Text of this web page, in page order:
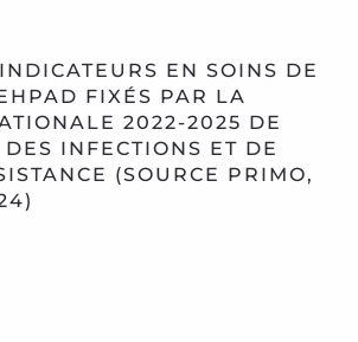
EN SOINS DE
FIXÉS PAR LA
2022-2025 DE
INFECTIONS ET DE
(SOURCE PRIMO,